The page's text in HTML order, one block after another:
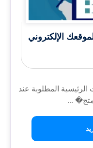
الإلكتروني
المطلوبة عند
متج� ...